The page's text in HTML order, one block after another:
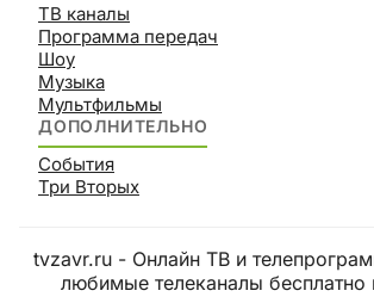
ТВ каналы
Программа передач
Шоу
Музыка
Мультфильмы
ДОПОЛНИТЕЛЬНО
События
Три Вторых
tvzavr.ru - Онлайн ТВ и
любимые телеканалы